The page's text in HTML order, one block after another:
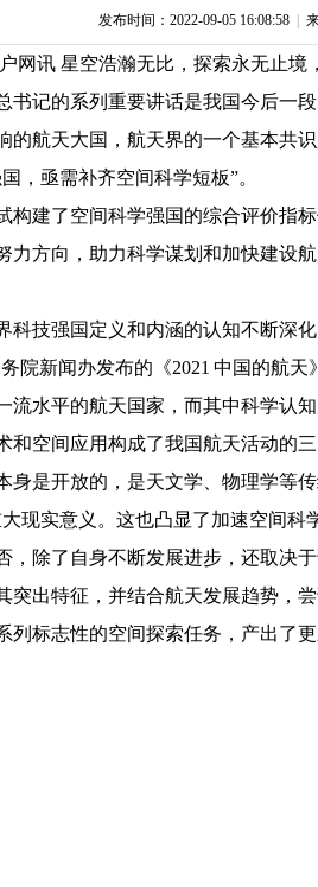
发布时间：2022-09-05 16:08:58|
网讯 星空浩瀚无比，探索永无止
书记的系列重要讲话是我国今后一
的航天大国，航天界的一个基本共
，亟需补齐空间科学短板”。
构建了空间科学强国的综合评价指
力方向，助力科学谋划和加快建设
科技强国定义和内涵的认知不断深
院新闻办发布的《2021 中国的航
流水平的航天国家，而其中科学认
和空间应用构成了我国航天活动的
身是开放的，是天文学、物理学等
大现实意义。这也凸显了加速空间
，除了自身不断发展进步，还取决
突出特征，并结合航天发展趋势，
列标志性的空间探索任务，产出了